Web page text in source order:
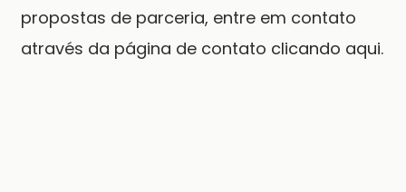
propostas de parceria, entre em contato
através da página de contato clicando aqui.